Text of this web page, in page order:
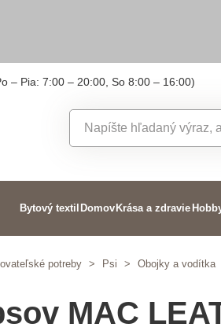
– Pia: 7:00 – 20:00, So 8:00 – 16:00)
Bytový textil Domov Krása a zdravie
potreby > Psi > Obojky a vodítka
MAC